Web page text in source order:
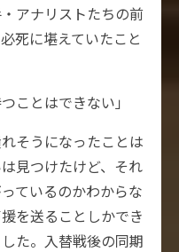
アナリストたちの前
死に堪えていたこと
ことはできない」
そうになったことは
見つけたけど、それ
ているのかわからな
を送ることしかでき
た。入替戦後の同期